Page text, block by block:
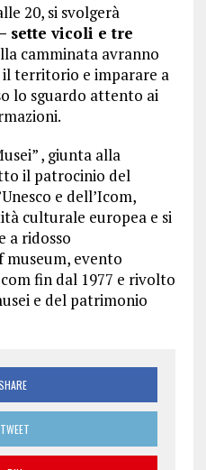
20, si svolgerà
sette vicoli e tre
camminata avranno
il territorio e imparare a
lo sguardo attento ai
, giunta alla
il patrocinio del
e dell’Icom,
culturale europea e si
a ridosso
evento
fin dal 1977 e rivolto
e del patrimonio
TWEET